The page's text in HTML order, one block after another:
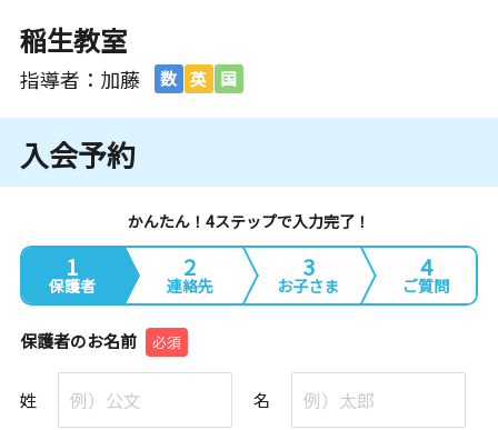
稲生教室
指導者：加藤 数 英 国
入会予約
かんたん！4ステップで入力完了！
1
保護者
2
連絡先
3
お子さま
4
ご質問
保護者のお名前 必須
姓 名